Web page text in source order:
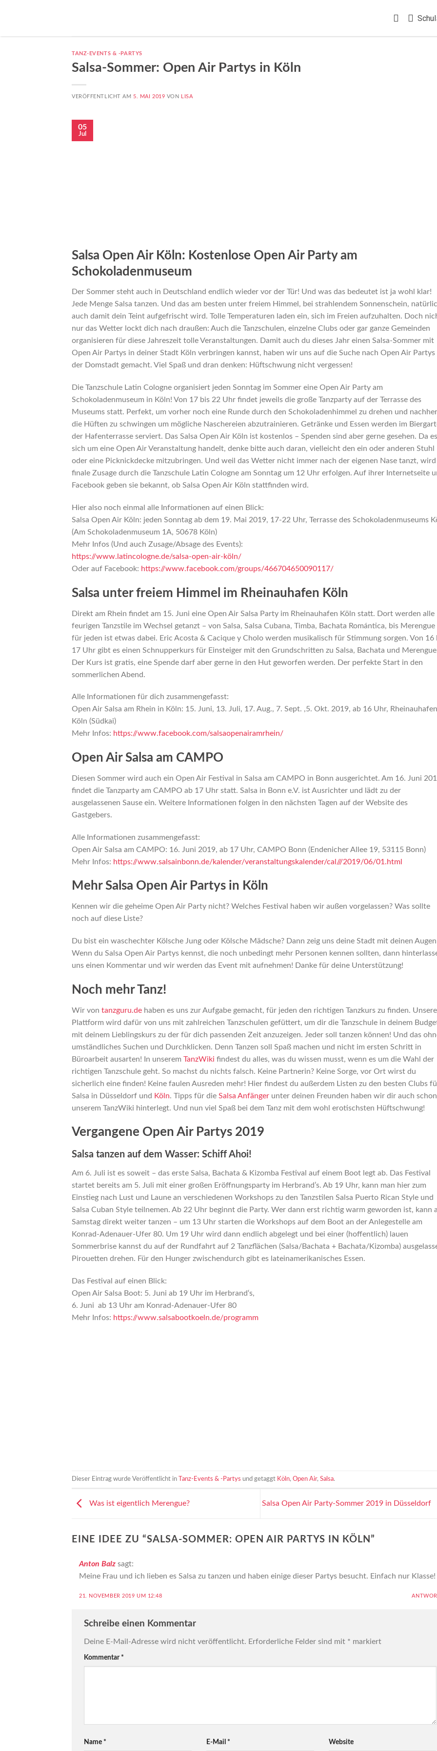
TANZ-EVENTS & -PARTYS
Salsa-Sommer: Open Air Partys in Köln
VERÖFFENTLICHT AM 5. MAI 2019 VON LISA
05
Jul
Salsa Open Air Köln: Kostenlose Open Air Party am
Schokoladenmuseum
Der Sommer steht auch in Deutschland endlich wieder vor der Tür! Und was das bedeutet ist ja wohl klar!
Jede Menge Salsa tanzen. Und das am besten unter freiem Himmel, bei strahlendem Sonnenschein,
auch damit dein Teint aufgefrischt wird. Tolle Temperaturen laden ein, sich im Freien aufzuhalten. Doch
nur das Wetter lockt dich nach draußen: Auch die Tanzschulen, einzelne Clubs oder gar ganze Gemeinden
organisieren für diese Jahreszeit tolle Veranstaltungen. Damit auch du dieses Jahr einen Salsa-Sommer mit
Open Air Partys in deiner Stadt Köln verbringen kannst, haben wir uns auf die Suche nach Open Air Partys
der Domstadt gemacht. Viel Spaß und dran denken: Hüftschwung nicht vergessen!
Die Tanzschule Latin Cologne organisiert jeden Sonntag im Sommer eine Open Air Party am
Schokoladenmuseum in Köln! Von 17 bis 22 Uhr findet jeweils die große Tanzparty auf der Terrasse des
Museums statt. Perfekt, um vorher noch eine Runde durch den Schokoladenhimmel zu drehen und nachher
die Hüften zu schwingen um mögliche Naschereien abzutrainieren. Getränke und Essen werden im
der Hafenterrasse serviert. Das Salsa Open Air Köln ist kostenlos – Spenden sind aber gerne gesehen. Da es
sich um eine Open Air Veranstaltung handelt, denke bitte auch daran, vielleicht den ein oder anderen Stuhl
oder eine Picknickdecke mitzubringen. Und weil das Wetter nicht immer nach der eigenen Nase tanzt,
finale Zusage durch die Tanzschule Latin Cologne am Sonntag um 12 Uhr erfolgen. Auf ihrer Internetseite
Facebook geben sie bekannt, ob Salsa Open Air Köln stattfinden wird.
Hier also noch einmal alle Informationen auf einen Blick:
Salsa Open Air Köln: jeden Sonntag ab dem 19. Mai 2019, 17-22 Uhr, Terrasse des Schokoladenmuseums
(Am Schokoladenmuseum 1A, 50678 Köln)
Mehr Infos (Und auch Zusage/Absage des Events):
https://www.latincologne.de/salsa-open-air-köln/
Oder auf Facebook: https://www.facebook.com/groups/466704650090117/
Salsa unter freiem Himmel im Rheinauhafen Köln
Direkt am Rhein findet am 15. Juni eine Open Air Salsa Party im Rheinauhafen Köln statt. Dort werden alle
feurigen Tanzstile im Wechsel getanzt – von Salsa, Salsa Cubana, Timba, Bachata Romántica, bis Merengue
für jeden ist etwas dabei. Eric Acosta & Cacique y Cholo werden musikalisch für Stimmung sorgen. Von 16
17 Uhr gibt es einen Schnupperkurs für Einsteiger mit den Grundschritten zu Salsa, Bachata und
Der Kurs ist gratis, eine Spende darf aber gerne in den Hut geworfen werden. Der perfekte Start in den
sommerlichen Abend.
Alle Informationen für dich zusammengefasst:
Open Air Salsa am Rhein in Köln: 15. Juni, 13. Juli, 17. Aug., 7. Sept. ,5. Okt. 2019, ab 16 Uhr, Rheinauhafen
Köln (Südkai)
Mehr Infos: https://www.facebook.com/salsaopenairamrhein/
Open Air Salsa am CAMPO
Diesen Sommer wird auch ein Open Air Festival in Salsa am CAMPO in Bonn ausgerichtet. Am 16. Juni
findet die Tanzparty am CAMPO ab 17 Uhr statt. Salsa in Bonn e.V. ist Ausrichter und lädt zu der
ausgelassenen Sause ein. Weitere Informationen folgen in den nächsten Tagen auf der Website des
Gastgebers.
Alle Informationen zusammengefasst:
Open Air Salsa am CAMPO: 16. Juni 2019, ab 17 Uhr, CAMPO Bonn (Endenicher Allee 19, 53115 Bonn)
Mehr Infos: https://www.salsainbonn.de/kalender/veranstaltungskalender/cal///2019/06/01.html
Mehr Salsa Open Air Partys in Köln
Kennen wir die geheime Open Air Party nicht? Welches Festival haben wir außen vorgelassen? Was sollte
noch auf diese Liste?
Du bist ein waschechter Kölsche Jung oder Kölsche Mädsche? Dann zeig uns deine Stadt mit deinen
Wenn du Salsa Open Air Partys kennst, die noch unbedingt mehr Personen kennen sollten, dann
uns einen Kommentar und wir werden das Event mit aufnehmen! Danke für deine Unterstützung!
Noch mehr Tanz!
Wir von tanzguru.de haben es uns zur Aufgabe gemacht, für jeden den richtigen Tanzkurs zu finden. Unsere
Plattform wird dafür von uns mit zahlreichen Tanzschulen gefüttert, um dir die Tanzschule in deinem
mit deinem Lieblingskurs zu der für dich passenden Zeit anzuzeigen. Jeder soll tanzen können! Und das
umständliches Suchen und Durchklicken. Denn Tanzen soll Spaß machen und nicht im ersten Schritt in
Büroarbeit ausarten! In unserem TanzWiki findest du alles, was du wissen musst, wenn es um die Wahl der
richtigen Tanzschule geht. So machst du nichts falsch. Keine Partnerin? Keine Sorge, vor Ort wirst du
sicherlich eine finden! Keine faulen Ausreden mehr! Hier findest du außerdem Listen zu den besten Clubs
Salsa in Düsseldorf und Köln. Tipps für die Salsa Anfänger unter deinen Freunden haben wir dir auch
unserem TanzWiki hinterlegt. Und nun viel Spaß bei dem Tanz mit dem wohl erotischsten Hüftschwung!
Vergangene Open Air Partys 2019
Salsa tanzen auf dem Wasser: Schiff Ahoi!
Am 6. Juli ist es soweit – das erste Salsa, Bachata & Kizomba Festival auf einem Boot legt ab. Das Festival
startet bereits am 5. Juli mit einer großen Eröffnungsparty im Herbrand’s. Ab 19 Uhr, kann man hier zum
Einstieg nach Lust und Laune an verschiedenen Workshops zu den Tanzstilen Salsa Puerto Rican Style und
Salsa Cuban Style teilnemen. Ab 22 Uhr beginnt die Party. Wer dann erst richtig warm geworden ist, kann
Samstag direkt weiter tanzen – um 13 Uhr starten die Workshops auf dem Boot an der Anlegestelle am
Konrad-Adenauer-Ufer 80. Um 19 Uhr wird dann endlich abgelegt und bei einer (hoffentlich) lauen
Sommerbrise kannst du auf der Rundfahrt auf 2 Tanzflächen (Salsa/Bachata + Bachata/Kizomba)
Pirouetten drehen. Für den Hunger zwischendurch gibt es lateinamerikanisches Essen.
Das Festival auf einen Blick:
Open Air Salsa Boot: 5. Juni ab 19 Uhr im Herbrand‘s,
6. Juni ab 13 Uhr am Konrad-Adenauer-Ufer 80
Mehr Infos: https://www.salsabootkoeln.de/programm
Dieser Eintrag wurde Veröffentlicht in Tanz-Events & -Partys und getaggt Köln, Open Air, Salsa.
Was ist eigentlich Merengue? Salsa Open Air Party-Sommer 2019 in Düsseldorf
EINE IDEE ZU “SALSA-SOMMER: OPEN AIR PARTYS IN KÖLN ”
Anton Balz sagt:
Meine Frau und ich lieben es Salsa zu tanzen und haben einige dieser Partys besucht. Einfach nur Klasse!
21. NOVEMBER 2019 UM 12:48
Schreibe einen Kommentar
Deine E-Mail-Adresse wird nicht veröffentlicht. Erforderliche Felder sind mit * markiert
Kommentar *
Name * E-Mail * Website